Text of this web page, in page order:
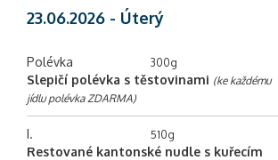
23.06.2026 - Úterý
Polévka 300g
Slepičí polévka s těstovinami (ke každému
jídlu polévka ZDARMA)
I. 510g
Restované kantonské nudle s kuřecím